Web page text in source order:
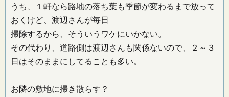
うち、１軒なら路地の落ち葉も季節が変わるまで放って
おくけど、渡辺さんが毎日
掃除するから、そういうワケにいかない。
その代わり、道路側は渡辺さんも関係ないので、２～３
日はそのままにしてることも多い。
お隣の敷地に掃き散らす？